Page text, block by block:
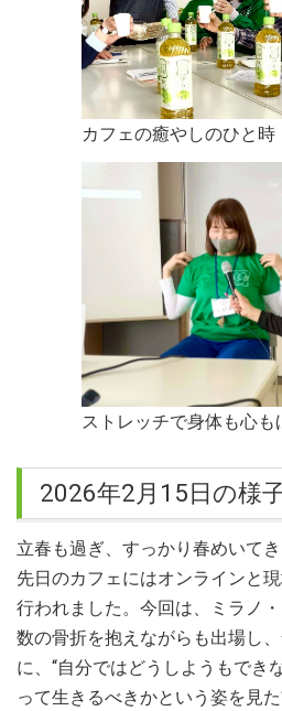
カフェの癒やしのひと時
ストレッチで身体も心も
2026年2月15日の様
立春も過ぎ、すっかり春めいてき
先日のカフェにはオンラインと
行われました。今回は、ミラノ
数の骨折を抱えながらも出場し
に、“自分ではどうしようもでき
って生きるべきかという姿を見た